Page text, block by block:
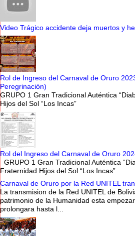
Video Trágico accidente deja muertos y
Rol de Ingreso del Carnaval de Oruro
Peregrinación)
GRUPO 1 Gran Tradicional Auténtica
Hijos del Sol “Los
Rol del Ingreso del Carnaval de Oruro
GRUPO 1 Gran Tradicional Auténtica
Fraternidad Hijos del Sol
Carnaval de Oruro por la Red UNITEL
La transmision de la Red UNITEL de
patrimonio de la Humanidad esta
prolongara hasta l...